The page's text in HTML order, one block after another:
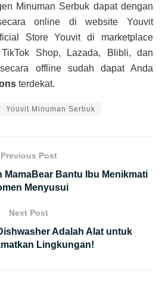
Minuman Serbuk dapat dengan
online di website Youvit
Store Youvit di marketplace
Shop, Lazada, Blibli, dan
offline sudah dapat Anda
terdekat.
Youvit Minuman Serbuk
Previous Post
MamaBear Bantu Ibu Menikmati
Menyusui
Next Post
Adalah Alat untuk
Lingkungan!